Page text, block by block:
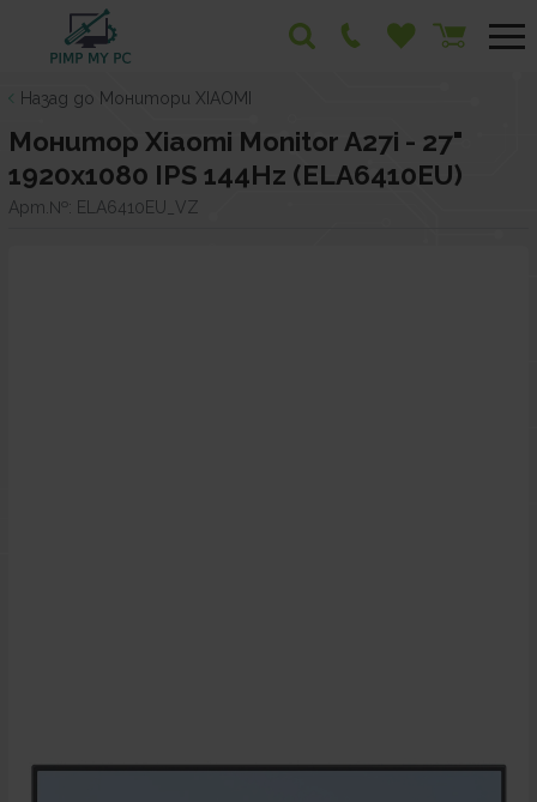
Назад до Монитори XIAOMI
Монитор Xiaomi Monitor A27i - 27"
1920x1080 IPS 144Hz (ELA6410EU)
Арт.№: ELA6410EU_VZ